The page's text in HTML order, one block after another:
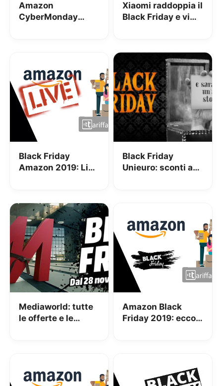
Amazon
CyberMonday
Xiaomi raddoppia il
Black Friday e vi
Black Friday
Amazon 2019: Live
Black Friday
Unieuro: sconti a
Mediaworld: tutte
le offerte e le
Amazon Black
Friday 2019: ecco